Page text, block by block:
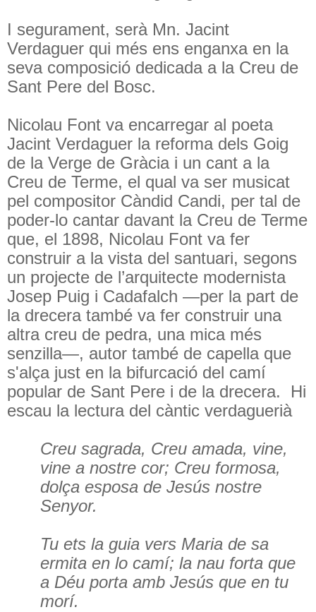
I segurament, serà Mn. Jacint
Verdaguer qui més ens enganxa en la
seva composició dedicada a la Creu de
Sant Pere del Bosc.
Nicolau Font va encarregar al poeta
Jacint Verdaguer la reforma dels Goig
de la Verge de Gràcia i un cant a la
Creu de Terme, el qual va ser musicat
pel compositor Càndid Candi, per tal de
poder-lo cantar davant la Creu de Terme
que, el 1898, Nicolau Font va fer
construir a la vista del santuari, segons
un projecte de l’arquitecte modernista
Josep Puig i Cadafalch —per la part de
la drecera també va fer construir una
altra creu de pedra, una mica més
senzilla—, autor també de capella que
s'alça just en la bifurcació del camí
popular de Sant Pere i de la drecera.
Hi
escau la lectura del càntic verdaguerià
Creu sagrada, Creu amada, vine,
vine a nostre cor; Creu formosa,
dolça esposa de Jesús nostre
Senyor.
Tu ets la guia vers Maria de sa
ermita en lo camí; la nau forta que
a Déu porta amb Jesús que en tu
morí.